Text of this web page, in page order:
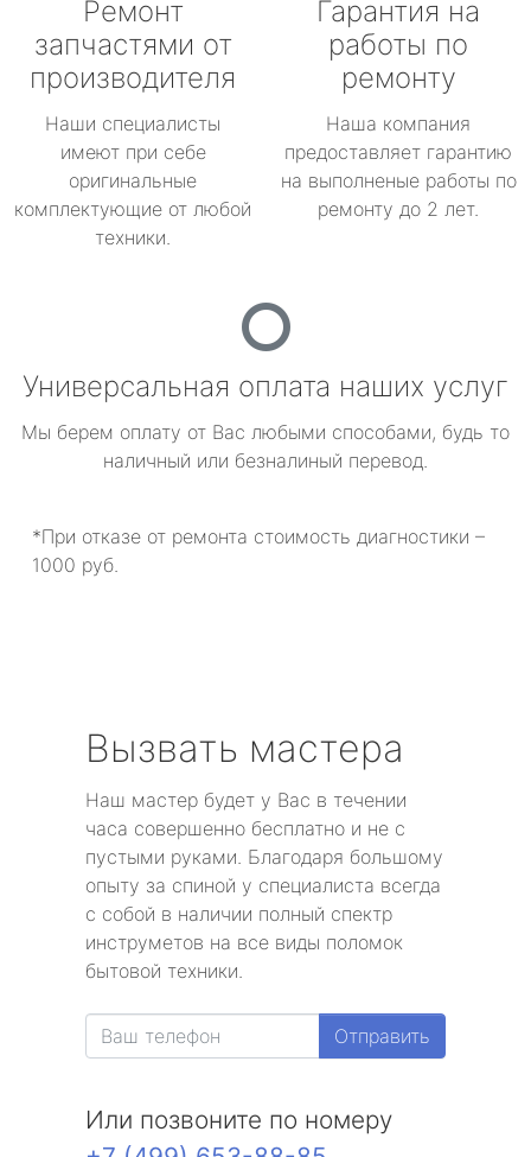
Ремонт
запчастями от
производителя
Наши специалисты
имеют при себе
оригинальные
комплектующие от любой
техники.
Гарантия на
работы по
ремонту
Наша компания
предоставляет гарантию
на выполненые работы по
ремонту до 2 лет.
Универсальная оплата наших услуг
Мы берем оплату от Вас любыми способами, будь то
наличный или безналиный перевод.
*При отказе от ремонта стоимость диагностики –
1000 руб.
Вызвать мастера
Наш мастер будет у Вас в течении
часа совершенно бесплатно и не с
пустыми руками. Благодаря большому
опыту за спиной у специалиста всегда
с собой в наличии полный спектр
инструметов на все виды поломок
бытовой техники.
Отправить
Или позвоните по номеру